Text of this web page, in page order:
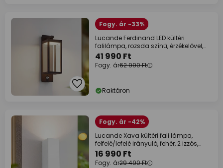
Fogy. ár -33%
Lucande Ferdinand LED kültéri
falilámpa, rozsda színű, érzékelővel,
IP54
41 990 Ft
Fogy. ár62 990 Ft
Raktáron
Fogy. ár -42%
Lucande Xava kültéri fali lámpa,
felfelé/lefelé irányuló, fehér, 2 izzós,
GU10
16 990 Ft
Fogy. ár29 490 Ft